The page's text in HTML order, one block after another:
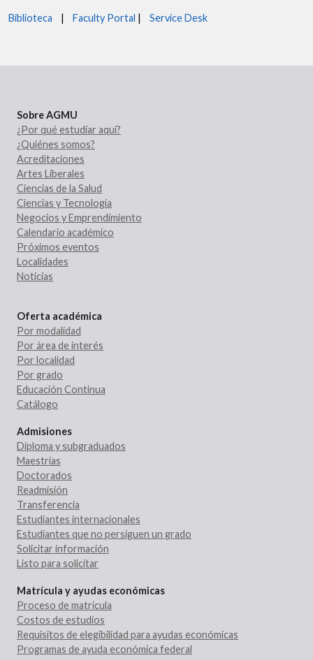
Biblioteca | Faculty Portal | Service Desk
Sobre AGMU
¿Por qué estudiar aquí?
¿Quiénes somos?
Acreditaciones
Artes Liberales
Ciencias de la Salud
Ciencias y Tecnología
Negocios y Emprendimiento
Calendario académico
Próximos eventos
Localidades
Noticias
Oferta académica
Por modalidad
Por área de interés
Por localidad
Por grado
Educación Continua
Catálogo
Admisiones
Diploma y subgraduados
Maestrías
Doctorados
Readmisión
Transferencia
Estudiantes internacionales
Estudiantes que no persiguen un grado
Solicitar información
Listo para solicitar
Matrícula y ayudas económicas
Proceso de matrícula
Costos de estudios
Requisitos de elegibilidad para ayudas económicas
Programas de ayuda económica federal